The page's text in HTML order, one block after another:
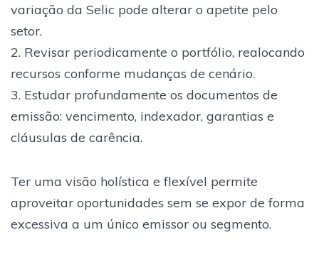
variação da Selic pode alterar o apetite pelo
setor.
2. Revisar periodicamente o portfólio, realocando
recursos conforme mudanças de cenário.
3. Estudar profundamente os documentos de
emissão: vencimento, indexador, garantias e
cláusulas de carência.
Ter uma visão holística e flexível permite
aproveitar oportunidades sem se expor de forma
excessiva a um único emissor ou segmento.